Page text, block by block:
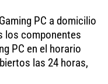
PC a domicilio
los componentes
PC en el horario
las 24 horas,